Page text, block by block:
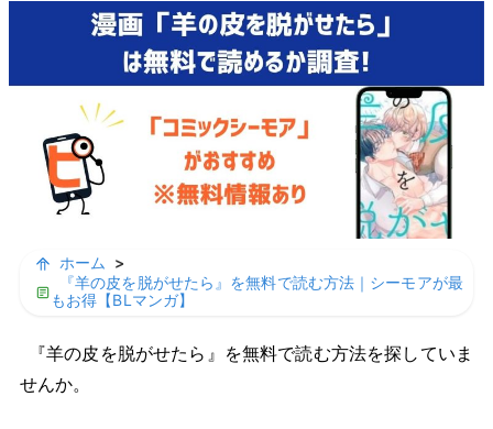
ホーム
>
『羊の皮を脱がせたら』を無料で読む方法｜シーモアが最
もお得【BLマンガ】
『羊の皮を脱がせたら』を無料で読む方法を探していま
せんか。